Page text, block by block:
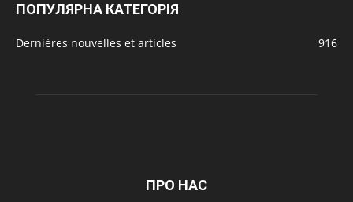
ПОПУЛЯРНА КАТЕГОРІЯ
Dernières nouvelles et articles 916
ПРО НАС